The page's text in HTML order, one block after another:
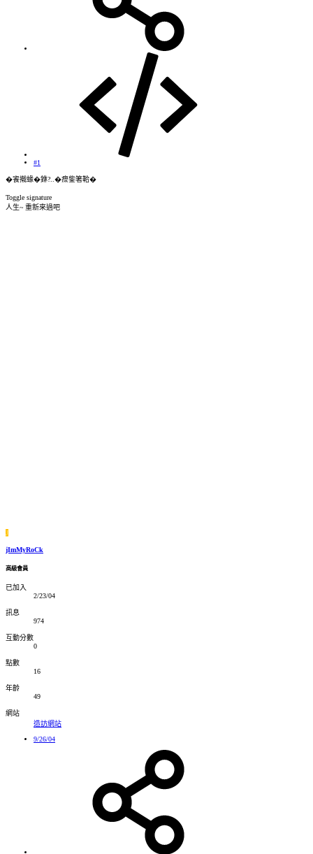
#1
�餈撠蝝�銝?..�瘝鈭箸鞈�
Toggle signature
人生~ 重新來過吧
J
jImMyRoCk
高級會員
已加入
2/23/04
訊息
974
互動分數
0
點數
16
年齡
49
網站
造訪網站
9/26/04